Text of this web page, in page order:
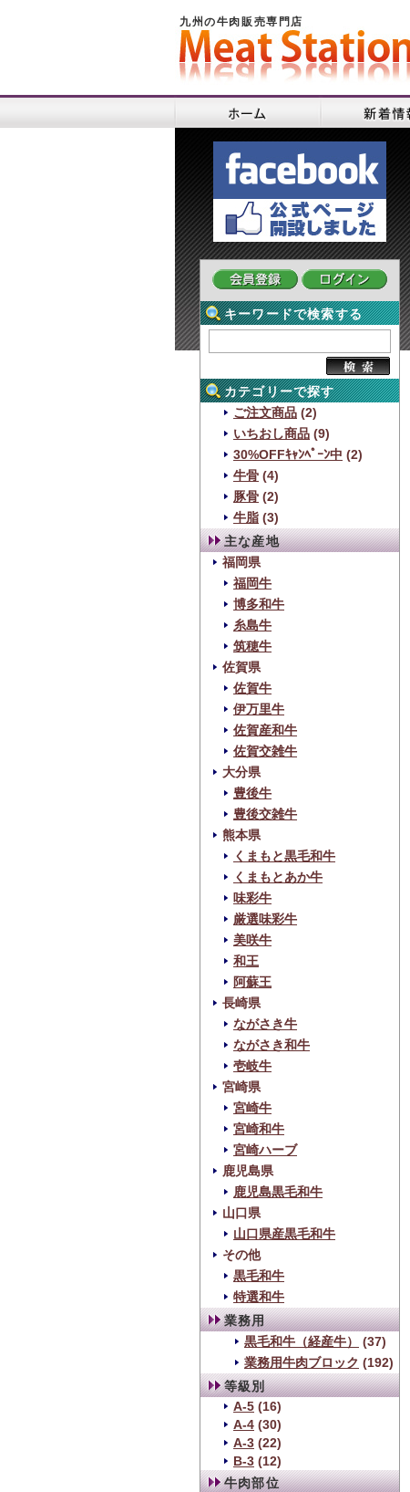
九州の牛肉販売専門店
キーワードで検索する
カテゴリーで探す
ご注文商品 (2)
いちおし商品 (9)
30%OFFｷｬﾝﾍﾟｰﾝ中 (2)
牛骨 (4)
豚骨 (2)
牛脂 (3)
主な産地
福岡県
福岡牛
博多和牛
糸島牛
筑穂牛
佐賀県
佐賀牛
伊万里牛
佐賀産和牛
佐賀交雑牛
大分県
豊後牛
豊後交雑牛
熊本県
くまもと黒毛和牛
くまもとあか牛
味彩牛
厳選味彩牛
美咲牛
和王
阿蘇王
長崎県
ながさき牛
ながさき和牛
壱岐牛
宮崎県
宮崎牛
宮崎和牛
宮崎ハーブ
鹿児島県
鹿児島黒毛和牛
山口県
山口県産黒毛和牛
その他
黒毛和牛
特選和牛
業務用
黒毛和牛（経産牛）
(37)
業務用牛肉ブロック (192)
等級別
A-5 (16)
A-4 (30)
A-3 (22)
B-3 (12)
牛肉部位